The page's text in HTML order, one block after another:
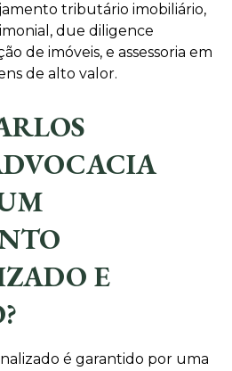
tributário imobiliário,
due diligence
de imóveis, e assessoria em
de alto valor.
E
é garantido por uma